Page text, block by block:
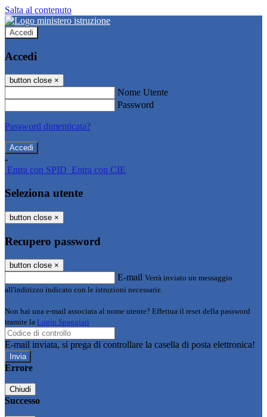
Salta al contenuto
Accedi
Accedi
button close ×
Nome Utente
Password
Password dimenticata?
-
Entra con SPID Entra con CIE
Seleziona utente
button close ×
Recupero password
button close ×
E-mail Verrà inviato un messaggio
all'indirizzo indicato con le istruzioni necessarie.
Non hai una e-mail associata al nome utente? Effettua il reset della password
tramite la Login Spaggiari
E-mail inviata, si prega di controllare la casella di posta elettronica!
Errore
Chiudi
Successo